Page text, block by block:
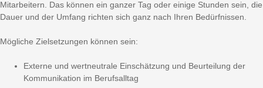
Mitarbeitern. Das können ein ganzer Tag oder einige Stunden sein, die
Dauer und der Umfang richten sich ganz nach Ihren Bedürfnissen.
Mögliche Zielsetzungen können sein:
Externe und wertneutrale Einschätzung und Beurteilung der
Kommunikation im Berufsalltag